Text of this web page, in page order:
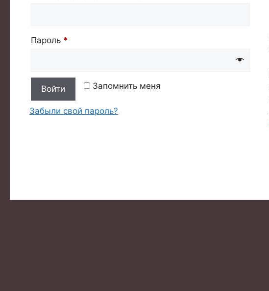
Пароль *
Запомнить меня
Войти
Забыли свой пароль?